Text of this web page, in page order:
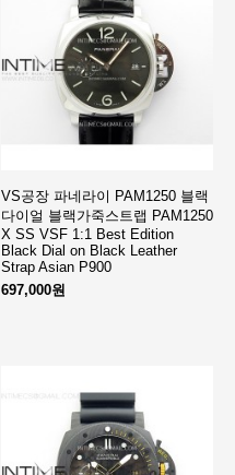
VS공장 파네라이 PAM1250 블랙
다이얼 블랙가죽스트랩 PAM1250
X SS VSF 1:1 Best Edition
Black Dial on Black Leather
Strap Asian P900
697,000원